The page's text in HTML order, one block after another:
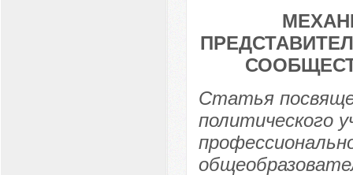
Статья
политического